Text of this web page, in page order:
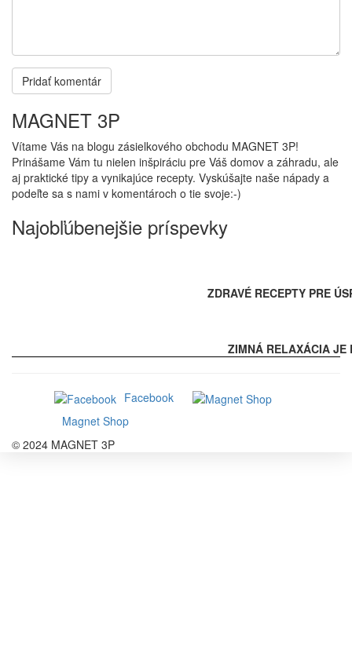
MAGNET 3P
Vítame Vás na blogu zásielkového obchodu MAGNET 3P!
Prinášame Vám tu nielen inšpiráciu pre Váš domov a záhradu, ale
aj praktické tipy a vynikajúce recepty. Vyskúšajte naše nápady a
podeľte sa s nami v komentároch o tie svoje:-)
Najobľúbenejšie príspevky
ZDRAVÉ RECEPTY PRE
ZIMNÁ RELAXÁCIA JE
Facebook
Magnet Shop
© 2024 MAGNET 3P